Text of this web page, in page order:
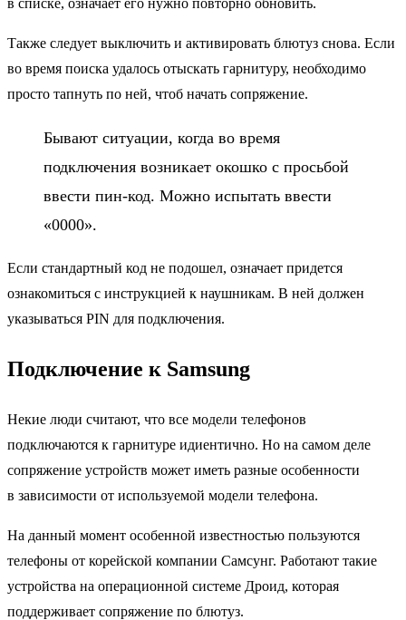
в списке, означает его нужно повторно обновить.
Также следует выключить и активировать блютуз снова. Если
во время поиска удалось отыскать гарнитуру, необходимо
просто тапнуть по ней, чтоб начать сопряжение.
Бывают ситуации, когда во время
подключения возникает окошко с просьбой
ввести пин-код. Можно испытать ввести
«0000».
Если стандартный код не подошел, означает придется
ознакомиться с инструкцией к наушникам. В ней должен
указываться PIN для подключения.
Подключение к Samsung
Некие люди считают, что все модели телефонов
подключаются к гарнитуре идиентично. Но на самом деле
сопряжение устройств может иметь разные особенности
в зависимости от используемой модели телефона.
На данный момент особенной известностью пользуются
телефоны от корейской компании Самсунг. Работают такие
устройства на операционной системе Дроид, которая
поддерживает сопряжение по блютуз.